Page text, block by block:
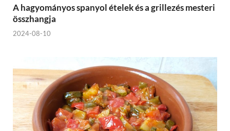
A hagyományos spanyol ételek és a grillezés mesteri
összhangja
2024-08-10